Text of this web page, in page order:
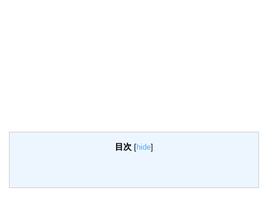
目次 [hide]